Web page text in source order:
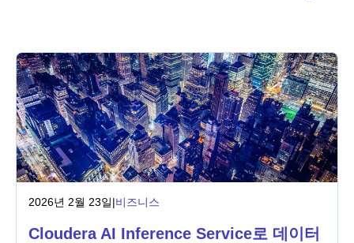
보험
통신
기술
공공 부문
2026년 2월 23일|비즈니스
Cloudera AI Inference Service로 데이터